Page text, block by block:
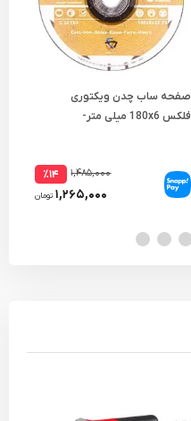
صفحه ساب چدن ویکتوری
فلکس 180x6 میلی متر-
۱,۴۸۵,۰۰۰ ٪۱۴
۱,۲۶۵,۰۰۰ تومان